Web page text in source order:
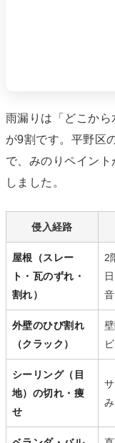
雨漏りは「どこか
が9割です。平野区
で、みのりペイン
しました。
侵入経路
屋根（スレー
ト・瓦のずれ・
割れ）
2
音
外壁のひび割れ
（クラック）
シーリング（目
地）の切れ・痩
せ